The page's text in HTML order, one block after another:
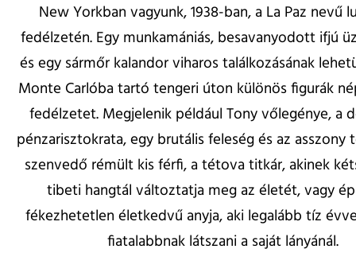
New Yorkban vagyunk, 1938-ban, a La Paz nevű
fedélzetén. Egy munkamániás, besavanyodott ifjú
és egy sármőr kalandor viharos találkozásának
Monte Carlóba tartó tengeri úton különös figurák
fedélzetet. Megjelenik például Tony vőlegénye, a
pénzarisztokrata, egy brutális feleség és az asszony
szenvedő rémült kis férfi, a tétova titkár, akinek
tibeti hangtál változtatja meg az életét, vagy
fékezhetetlen életkedvű anyja, aki legalább tíz
fiatalabbnak látszani a saját lányánál.